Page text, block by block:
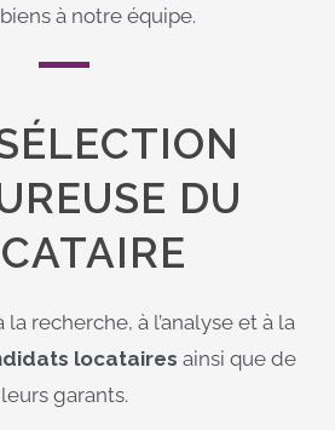
à notre équipe.
DU
recherche, à l’analyse et à la
locataires ainsi que de
leurs garants.